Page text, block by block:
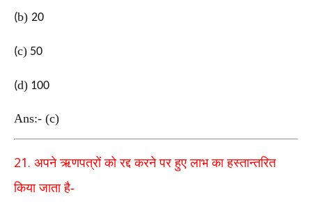
(b) 20
(c) 50
(d) 100
Ans:- (c)
21. अपने ऋणपत्रों को रद्द करने पर हुए लाभ का हस्तान्तरित
किया जाता है-